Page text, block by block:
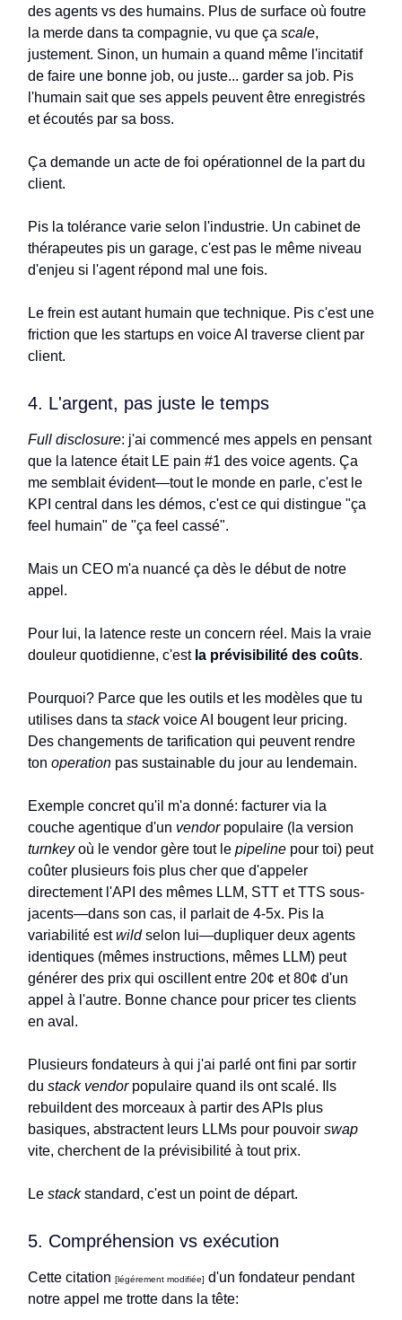
des agents vs des humains. Plus de surface où foutre
la merde dans ta compagnie, vu que ça scale,
justement. Sinon, un humain a quand même l'incitatif
de faire une bonne job, ou juste... garder sa job. Pis
l'humain sait que ses appels peuvent être enregistrés
et écoutés par sa boss.
Ça demande un acte de foi opérationnel de la part du
client.
Pis la tolérance varie selon l'industrie. Un cabinet de
thérapeutes pis un garage, c'est pas le même niveau
d'enjeu si l'agent répond mal une fois.
Le frein est autant humain que technique. Pis c'est une
friction que les startups en voice AI traverse client par
client.
4. L'argent, pas juste le temps
Full disclosure: j'ai commencé mes appels en pensant
que la latence était LE pain #1 des voice agents. Ça
me semblait évident—tout le monde en parle, c'est le
KPI central dans les démos, c'est ce qui distingue "ça
feel humain" de "ça feel cassé".
Mais un CEO m'a nuancé ça dès le début de notre
appel.
Pour lui, la latence reste un concern réel. Mais la vraie
douleur quotidienne, c'est la prévisibilité des coûts.
Pourquoi? Parce que les outils et les modèles que tu
utilises dans ta stackvoice AI bougent leur pricing.
Des changements de tarification qui peuvent rendre
ton operation pas sustainable du jour au lendemain.
Exemple concret qu'il m'a donné: facturer via la
couche agentique d'un vendorpopulaire (la version
turnkeyoù le vendor gère tout le pipeline pour toi) peut
coûter plusieurs fois plus cher que d'appeler
directement l'API des mêmes LLM, STT et TTS sous-
jacents—dans son cas, il parlait de 4-5x. Pis la
variabilité estwildselon lui—dupliquer deux agents
identiques (mêmes instructions, mêmes LLM) peut
générer des prix qui oscillent entre 20¢ et 80¢ d'un
appel à l'autre. Bonne chance pour pricer tes clients
en aval.
Plusieurs fondateurs à qui j'ai parlé ont fini par sortir
du stack vendorpopulaire quand ils ont scalé. Ils
rebuildent des morceaux à partir des APIs plus
basiques, abstractent leurs LLMs pour pouvoir swap
vite, cherchent de la prévisibilité à tout prix.
Le stackstandard, c'est un point de départ.
5. Compréhension vs exécution
Cette citation [légérement modifiée] d'un fondateur pendant
notre appel me trotte dans la tête: